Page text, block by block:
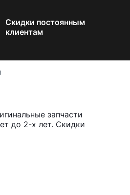
Скидки постоянным
клиентам
запчасти
до 2-х лет. Скидки